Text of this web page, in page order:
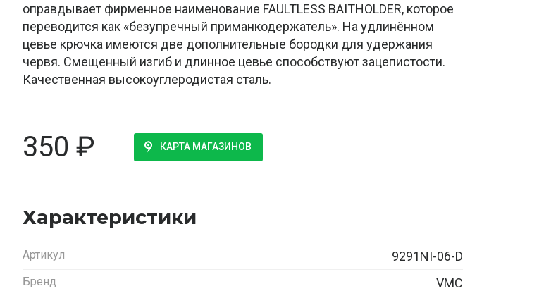
оправдывает фирменное наименование FAULTLESS BAITHOLDER, которое
переводится как «безупречный приманкодержатель». На удлинённом
цевье крючка имеются две дополнительные бородки для удержания
червя. Смещенный изгиб и длинное цевье способствуют зацепистости.
Качественная высокоуглеродистая сталь.
350 ₽ КАРТА МАГАЗИНОВ
Характеристики
Артикул 9291NI-06-D
Бренд VMC